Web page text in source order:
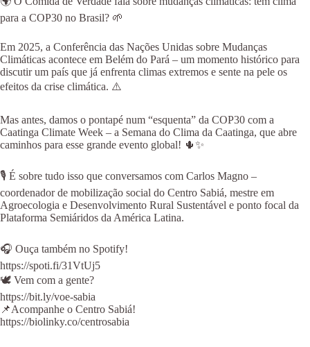
para a COP30 no Brasil? 🌱
Em 2025, a Conferência das Nações Unidas sobre Mudanças
Climáticas acontece em Belém do Pará – um momento histórico para
discutir um país que já enfrenta climas extremos e sente na pele os
efeitos da crise climática. ⚠️
Mas antes, damos o pontapé num “esquenta” da COP30 com a
Caatinga Climate Week – a Semana do Clima da Caatinga, que abre
caminhos para esse grande evento global! 🌵✨
🎙 É sobre tudo isso que conversamos com Carlos Magno –
coordenador de mobilização social do Centro Sabiá, mestre em
Agroecologia e Desenvolvimento Rural Sustentável e ponto focal da
Plataforma Semiáridos da América Latina.
🎧 Ouça também no Spotify!
https://spoti.fi/31VtUj5
⁠⁠⁠⁠🕊 Vem com a gente?
⁠⁠⁠https://bit.ly/voe-sabia
📌Acompanhe o Centro Sabiá!
https://biolinky.co/centrosabia⁠⁠⁠⁠⁠⁠